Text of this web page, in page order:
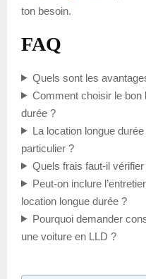
ton besoin.
FAQ
Quels sont les
Comment choisir le bon
durée ?
La location longue
particulier ?
Quels frais faut-il
Peut-on inclure
location longue durée ?
Pourquoi demander
une voiture en LLD ?